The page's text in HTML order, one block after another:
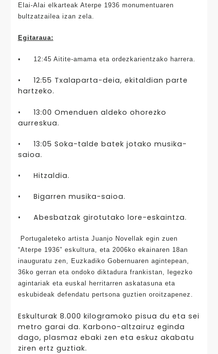
Elai-Alai elkarteak Aterpe 1936 monumentuaren
bultzatzailea izan zela.
Egitaraua:
• 12:45 Aitite-amama eta ordezkarientzako harrera.
•
12:55 Txalaparta-deia, ekitaldian parte
hartzeko.
•
13:00 Omenduen aldeko ohorezko
aurreskua.
•
13:05 Soka-talde batek jotako musika-
saioa.
• Hitzaldia.
• Bigarren musika-saioa.
• Abesbatzak girotutako lore-eskaintza.
Portugaleteko artista Juanjo Novellak egin zuen
“Aterpe 1936” eskultura, eta 2006ko ekainaren 18an
inauguratu zen, Euzkadiko Gobernuaren agintepean,
36ko gerran eta ondoko diktadura frankistan, legezko
agintariak eta euskal herritarren askatasuna eta
eskubideak defendatu pertsona guztien oroitzapenez.
Eskulturak 8.000 kilogramoko pisua du eta sei
metro garai da. Karbono-altzairuz eginda
dago, plasmaz ebaki zen eta eskuz akabatu
ziren ertz guztiak.